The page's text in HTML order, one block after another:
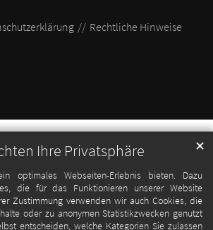
Ihre Privatsphäre
optimales Webseiten-Erlebnis bieten. Dazu
die für das Funktionieren unserer Website
Zustimmung verwenden wir auch Cookies, die
oder zu anonymen Statistikzwecken genutzt
entscheiden, welche Kategorien Sie zulassen
✕
Rechtliche Hinweise